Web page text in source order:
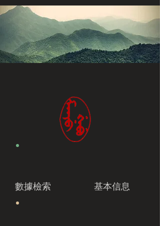
數據檢索 基本信息